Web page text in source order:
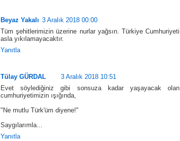
Beyaz Yakalı 3 Aralık 2018 00:00
Tüm şehitlerimizin üzerine nurlar yağsın. Türkiye Cumhuriyeti
asla yıkılamayacaktır.
Yanıtla
Tülay GÜRDAL
3 Aralık 2018 10:51
Evet söylediğiniz gibi sonsuza kadar yaşayacak olan
cumhuriyetimizin ışığında,
"Ne mutlu Türk'üm diyene!"
Saygılarımla...
Yanıtla